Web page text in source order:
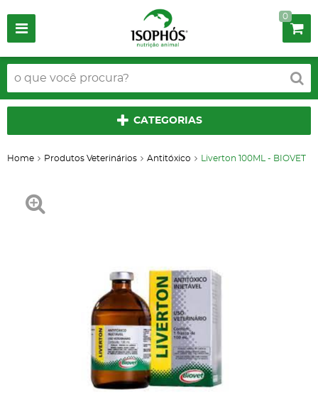
0
CATEGORIAS
Home Produtos Veterinários Antitóxico Liverton 100ML - BIOVET